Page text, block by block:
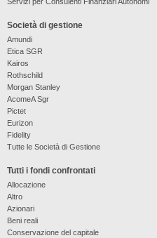
Società di gestione
Amundi
Etica SGR
Kairos
Rothschild
Morgan Stanley
AcomeA Sgr
Pictet
Eurizon
Fidelity
Tutte le Società di Gestione
Tutti i fondi confrontati
Allocazione
Altro
Azionari
Beni reali
Conservazione del capitale